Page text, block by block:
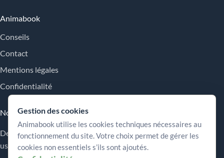
Animabook
Conseils
Contact
Mentions légales
Confidentialité
Nos engagements
Des repères simples pour comparer les offres, comprendre les
usages et choisir plus sereinement.
Gestion des cookies
Animabook utilise les cookies techniques nécessaires au
fonctionnement du site. Votre choix permet de gérer les
cookies non essentiels s’ils sont ajoutés.